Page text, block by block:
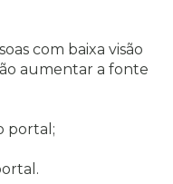
com baixa visão
aumentar a fonte
portal;